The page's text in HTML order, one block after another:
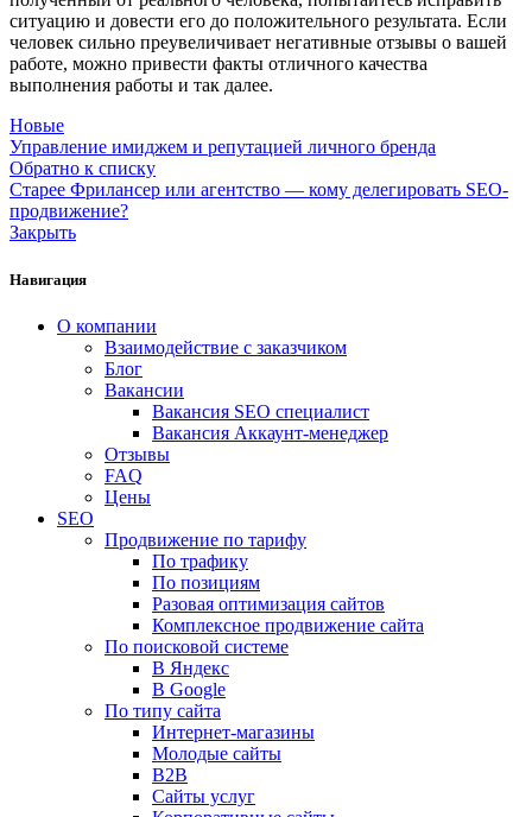
ситуацию и довести его до положительного результата. Если
человек сильно преувеличивает негативные отзывы о вашей
работе, можно привести факты отличного качества
выполнения работы и так далее.
Новые
Управление имиджем и репутацией личного бренда
Обратно к списку
Старее Фрилансер или агентство — кому делегировать SEO-
продвижение?
Закрыть
Навигация
О компании
Взаимодействие с заказчиком
Блог
Вакансии
Вакансия SEO специалист
Вакансия Аккаунт-менеджер
Отзывы
FAQ
Цены
SEO
Продвижение по тарифу
По трафику
По позициям
Разовая оптимизация сайтов
Комплексное продвижение сайта
По поисковой системе
В Яндекс
В Google
По типу сайта
Интернет-магазины
Молодые сайты
B2B
Сайты услуг